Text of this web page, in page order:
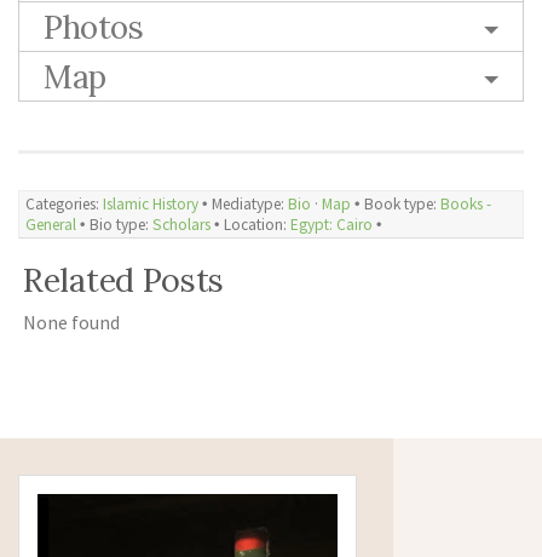
Photos
Map
Categories: Islamic History🞄 Mediatype: Bio · Map 🞄 Book type: Books -
General🞄 Bio type: Scholars🞄 Location: Egypt: Cairo 🞄
Related Posts
None found